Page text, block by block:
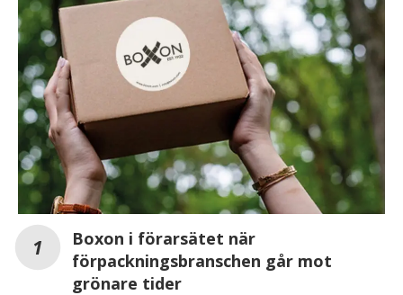
Boxon i förarsätet när
förpackningsbranschen går mot
grönare tider